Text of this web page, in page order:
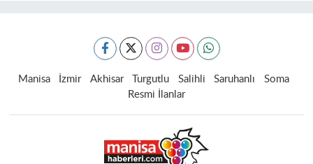
Manisa İzmir Akhisar Turgutlu Salihli Saruhanlı
Soma
Resmi İlanlar